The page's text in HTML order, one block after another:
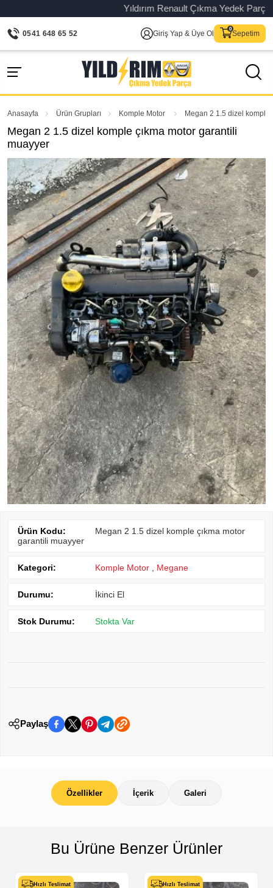
Yıldırım Renault Çıkma Yedek Parça
0541 648 65 52 Giriş Yap & Üye Ol Sepetim
Anasayfa Ürün Grupları Komple Motor Megan 2 1.5 dizel komple
Megan 2 1.5 dizel komple çıkma motor garantili
muayyer
Ürün Kodu:
Megan 2 1.5 dizel komple çıkma motor
garantili muayyer
Kategori: Komple Motor Megane
Durumu: İkinci El
Stok Durumu: Stokta Var
Paylaş
Özellikler İçerik Galeri
Bu Ürüne Benzer Ürünler
Hızlı Teslimat Hızlı Teslimat